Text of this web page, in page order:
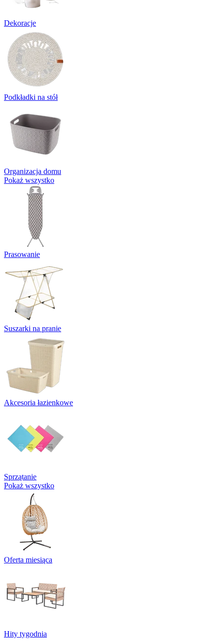
Dekoracje
Podkładki na stół
Organizacja domu
Pokaż wszystko
Prasowanie
Suszarki na pranie
Akcesoria łazienkowe
Sprzątanie
Pokaż wszystko
Oferta miesiąca
Hity tygodnia